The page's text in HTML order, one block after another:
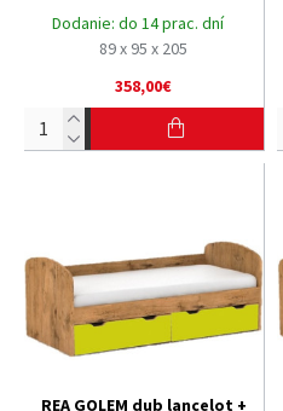
Dodanie: do 14 prac. dní
89 x 95 x 205
358,00€
REA GOLEM dub lancelot +